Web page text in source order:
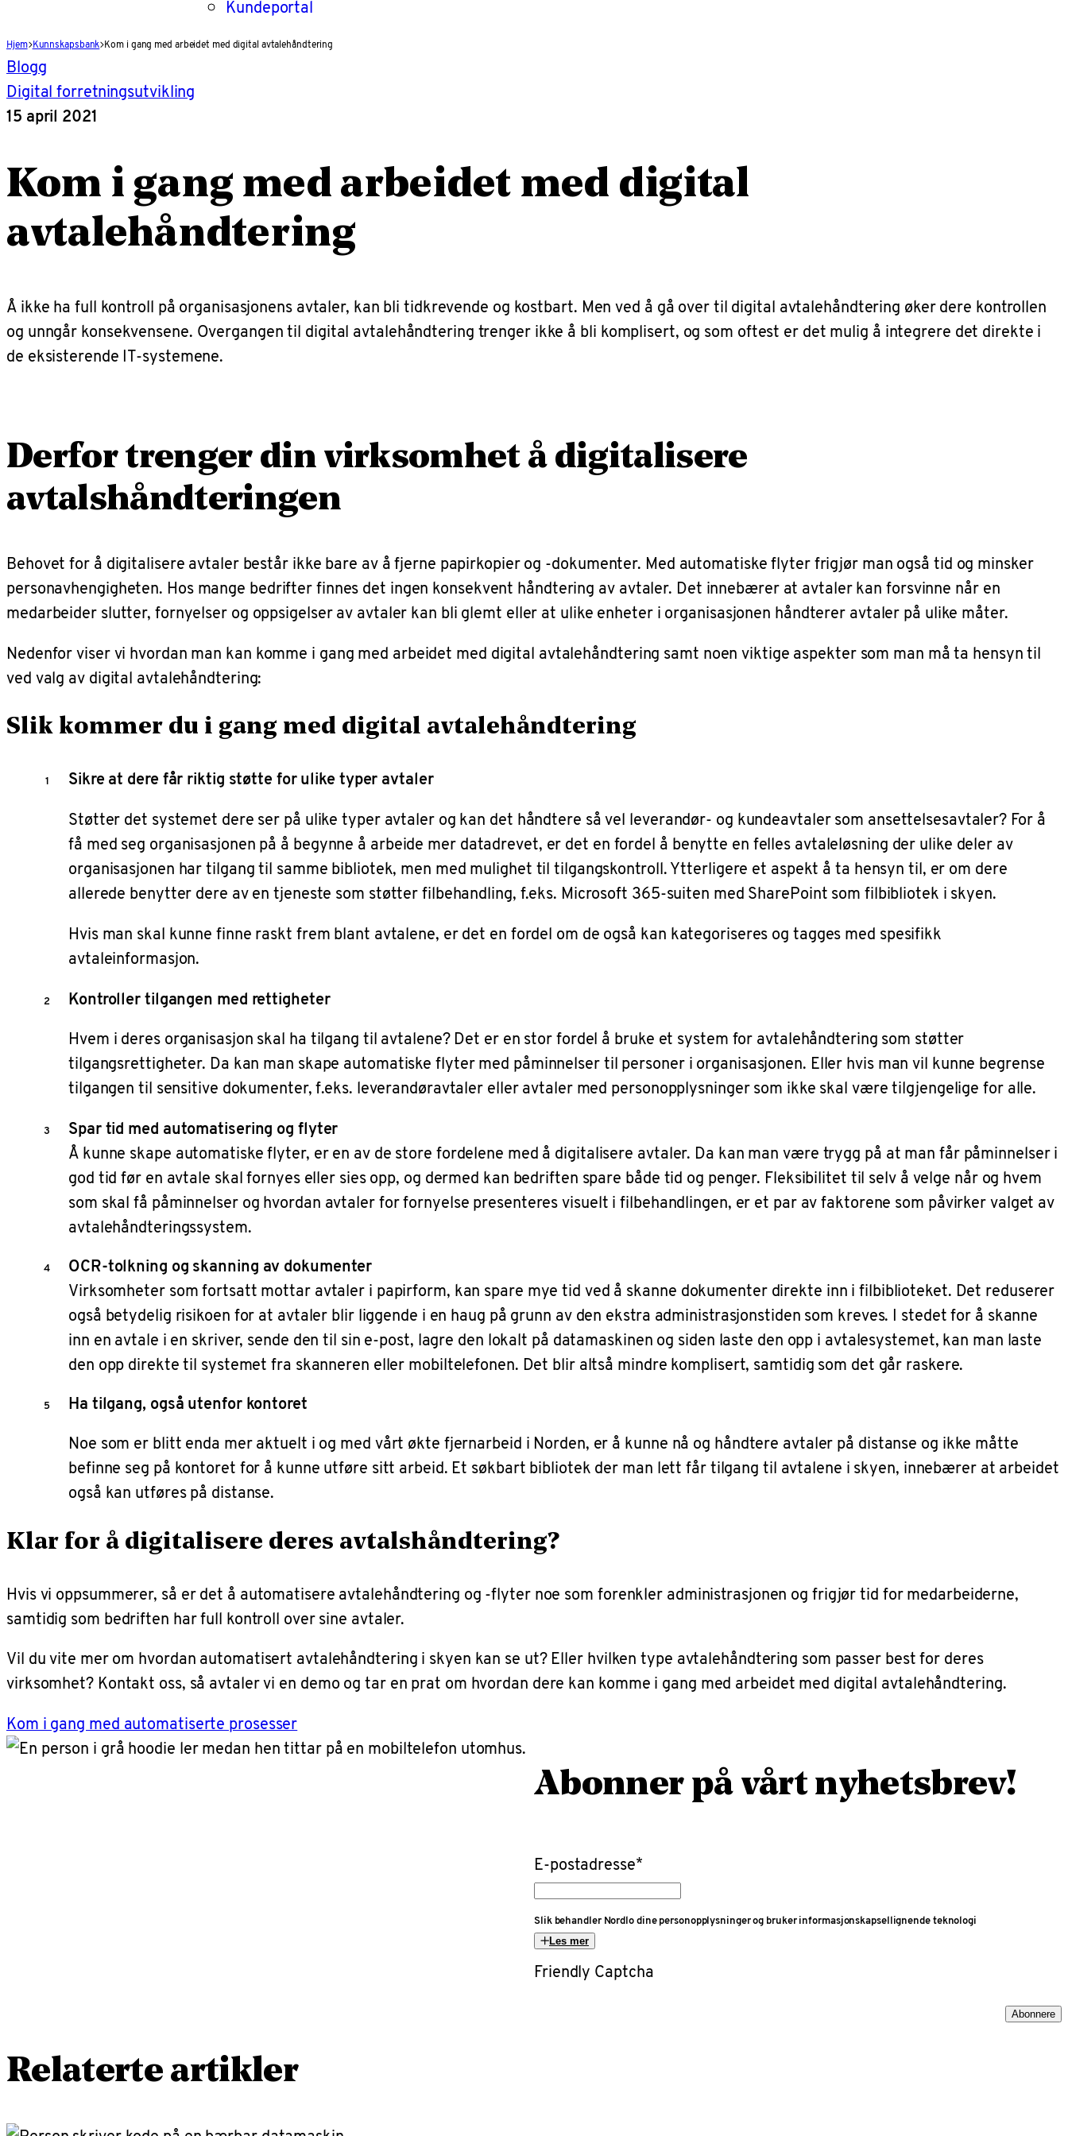
Kundeportal
Hjem Kunnskapsbank Kom i gang med arbeidet med digital avtalehåndtering
Blogg
Digital forretningsutvikling
15 april 2021
Kom i gang med arbeidet med digital
avtalehåndtering
Å ikke ha full kontroll på organisasjonens avtaler, kan bli tidkrevende og kostbart. Men ved å gå over til digital avtalehåndtering øker dere kontrollen
og unngår konsekvensene. Overgangen til digital avtalehåndtering trenger ikke å bli komplisert, og som oftest er det mulig å integrere det direkte i
de eksisterende IT-systemene.
Derfor trenger din virksomhet å digitalisere
avtalshåndteringen
Behovet for å digitalisere avtaler består ikke bare av å fjerne papirkopier og -dokumenter. Med automatiske flyter frigjør man også tid og minsker
personavhengigheten. Hos mange bedrifter finnes det ingen konsekvent håndtering av avtaler. Det innebærer at avtaler kan forsvinne når en
medarbeider slutter, fornyelser og oppsigelser av avtaler kan bli glemt eller at ulike enheter i organisasjonen håndterer avtaler på ulike måter.
Nedenfor viser vi hvordan man kan komme i gang med arbeidet med digital avtalehåndtering samt noen viktige aspekter som man må ta hensyn til
ved valg av digital avtalehåndtering:
Slik kommer du i gang med digital avtalehåndtering
Sikre at dere får riktig støtte for ulike typer avtaler
Støtter det systemet dere ser på ulike typer avtaler og kan det håndtere så vel leverandør- og kundeavtaler som ansettelsesavtaler? For å
få med seg organisasjonen på å begynne å arbeide mer datadrevet, er det en fordel å benytte en felles avtaleløsning der ulike deler av
organisasjonen har tilgang til samme bibliotek, men med mulighet til tilgangskontroll. Ytterligere et aspekt å ta hensyn til, er om dere
allerede benytter dere av en tjeneste som støtter filbehandling, f.eks. Microsoft 365-suiten med SharePoint som filbibliotek i skyen.
Hvis man skal kunne finne raskt frem blant avtalene, er det en fordel om de også kan kategoriseres og tagges med spesifikk
avtaleinformasjon.
Kontroller tilgangen med rettigheter
Hvem i deres organisasjon skal ha tilgang til avtalene? Det er en stor fordel å bruke et system for avtalehåndtering som støtter
tilgangsrettigheter. Da kan man skape automatiske flyter med påminnelser til personer i organisasjonen. Eller hvis man vil kunne begrense
tilgangen til sensitive dokumenter, f.eks. leverandøravtaler eller avtaler med personopplysninger som ikke skal være tilgjengelige for alle.
Spar tid med automatisering og flyter
Å kunne skape automatiske flyter, er en av de store fordelene med å digitalisere avtaler. Da kan man være trygg på at man får påminnelser i
god tid før en avtale skal fornyes eller sies opp, og dermed kan bedriften spare både tid og penger. Fleksibilitet til selv å velge når og hvem
som skal få påminnelser og hvordan avtaler for fornyelse presenteres visuelt i filbehandlingen, er et par av faktorene som påvirker valget av
avtalehåndteringssystem.
OCR-tolkning og skanning av dokumenter
Virksomheter som fortsatt mottar avtaler i papirform, kan spare mye tid ved å skanne dokumenter direkte inn i filbiblioteket. Det reduserer
også betydelig risikoen for at avtaler blir liggende i en haug på grunn av den ekstra administrasjonstiden som kreves. I stedet for å skanne
inn en avtale i en skriver, sende den til sin e-post, lagre den lokalt på datamaskinen og siden laste den opp i avtalesystemet, kan man laste
den opp direkte til systemet fra skanneren eller mobiltelefonen. Det blir altså mindre komplisert, samtidig som det går raskere.
Ha tilgang, også utenfor kontoret
Noe som er blitt enda mer aktuelt i og med vårt økte fjernarbeid i Norden, er å kunne nå og håndtere avtaler på distanse og ikke måtte
befinne seg på kontoret for å kunne utføre sitt arbeid. Et søkbart bibliotek der man lett får tilgang til avtalene i skyen, innebærer at arbeidet
også kan utføres på distanse.
Klar for å digitalisere deres avtalshåndtering?
Hvis vi oppsummerer, så er det å automatisere avtalehåndtering og -flyter noe som forenkler administrasjonen og frigjør tid for medarbeiderne,
samtidig som bedriften har full kontroll over sine avtaler.
Vil du vite mer om hvordan automatisert avtalehåndtering i skyen kan se ut? Eller hvilken type avtalehåndtering som passer best for deres
virksomhet? Kontakt oss, så avtaler vi en demo og tar en prat om hvordan dere kan komme i gang med arbeidet med digital avtalehåndtering.
Kom i gang med automatiserte prosesser
Abonner på vårt nyhetsbrev!
E-postadresse*
Slik behandler Nordlo dine personopplysninger og bruker informasjonskapsellignende teknologi
Les mer
Friendly Captcha
Abonnere
Relaterte artikler